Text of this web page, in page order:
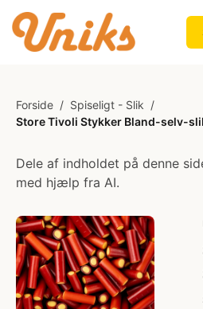
Forside / Spiseligt - Slik /
Store Tivoli Stykker Bland-selv-
Dele af indholdet på denne
med hjælp fra AI.